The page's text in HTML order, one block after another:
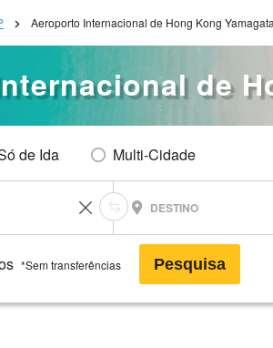
Aeroporto Internacional de Hong Kong
de
de Ida Multi-Cidade
DESTINO
*Sem transferências Pesquisa